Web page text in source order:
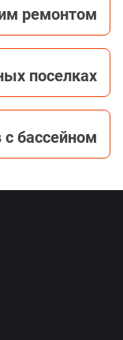
ремонтом
поселках
с бассейном